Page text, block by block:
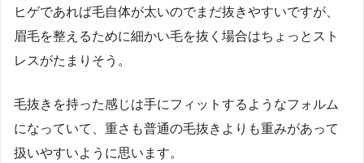
ヒゲであれば毛自体が太いのでまだ抜きやすいですが、
眉毛を整えるために細かい毛を抜く場合はちょっとスト
レスがたまりそう。
毛抜きを持った感じは手にフィットするようなフォルム
になっていて、重さも普通の毛抜きよりも重みがあって
扱いやすいように思います。